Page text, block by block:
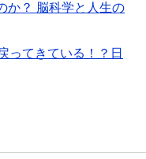
か？ 脳科学と人生の
ってきている！？日